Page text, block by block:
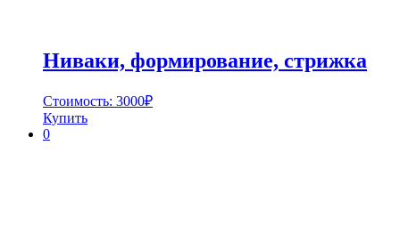
Ниваки, формирование, стрижка
Стоимость: 3000₽
Купить
0